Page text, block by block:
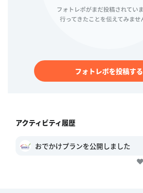
フォトレポを投稿する
アクティビティ履歴
おでかけプランを公開しました